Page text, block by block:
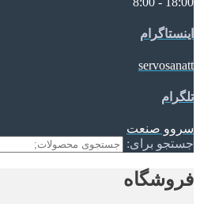
اینستاگرام
servosanatt
تلگرام
سروو صنعت
جستجو برای:
فروشگاه